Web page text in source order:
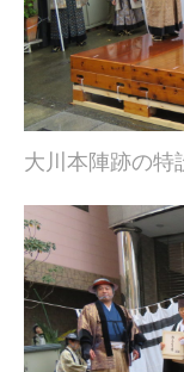
大川本陣跡の特